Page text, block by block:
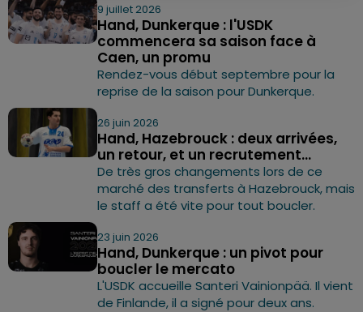
9 juillet 2026
Hand, Dunkerque : l'USDK
commencera sa saison face à
Caen, un promu
Rendez-vous début septembre pour la
reprise de la saison pour Dunkerque.
26 juin 2026
Hand, Hazebrouck : deux arrivées,
un retour, et un recrutement...
De très gros changements lors de ce
marché des transferts à Hazebrouck, mais
le staff a été vite pour tout boucler.
23 juin 2026
Hand, Dunkerque : un pivot pour
boucler le mercato
L'USDK accueille Santeri Vainionpää. Il vient
de Finlande, il a signé pour deux ans.